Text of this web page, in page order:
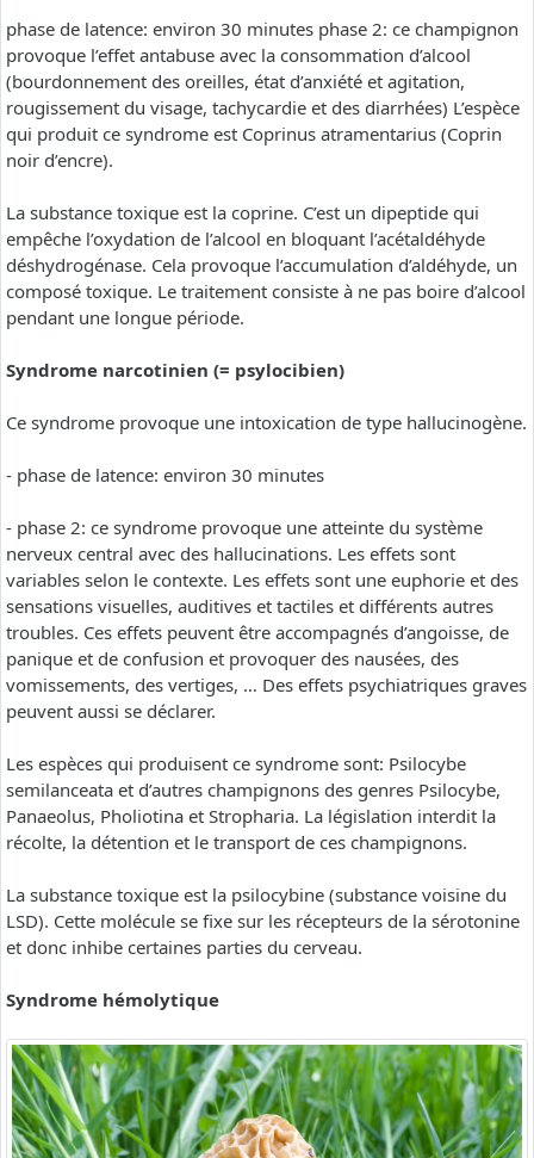
phase de latence: environ 30 minutes phase 2: ce champignon
provoque l’effet antabuse avec la consommation d’alcool
(bourdonnement des oreilles, état d’anxiété et agitation,
rougissement du visage, tachycardie et des diarrhées) L’espèce
qui produit ce syndrome est Coprinus atramentarius (Coprin
noir d’encre).
La substance toxique est la coprine. C’est un dipeptide qui
empêche l’oxydation de l’alcool en bloquant l’acétaldéhyde
déshydrogénase. Cela provoque l’accumulation d’aldéhyde, un
composé toxique. Le traitement consiste à ne pas boire d’alcool
pendant une longue période.
Syndrome narcotinien (= psylocibien)
Ce syndrome provoque une intoxication de type hallucinogène.
- phase de latence: environ 30 minutes
- phase 2: ce syndrome provoque une atteinte du système
nerveux central avec des hallucinations. Les effets sont
variables selon le contexte. Les effets sont une euphorie et des
sensations visuelles, auditives et tactiles et différents autres
troubles. Ces effets peuvent être accompagnés d’angoisse, de
panique et de confusion et provoquer des nausées, des
vomissements, des vertiges, … Des effets psychiatriques graves
peuvent aussi se déclarer.
Les espèces qui produisent ce syndrome sont: Psilocybe
semilanceata et d’autres champignons des genres Psilocybe,
Panaeolus, Pholiotina et Stropharia. La législation interdit la
récolte, la détention et le transport de ces champignons.
La substance toxique est la psilocybine (substance voisine du
LSD). Cette molécule se fixe sur les récepteurs de la sérotonine
et donc inhibe certaines parties du cerveau.
Syndrome hémolytique